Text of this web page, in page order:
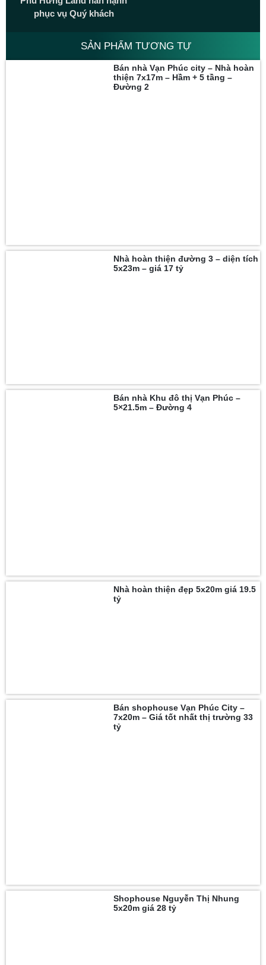
phục vụ Quý khách
SẢN PHẨM TƯƠNG TỰ
Bán nhà Vạn Phúc city – Nhà hoàn
thiện 7x17m – Hầm + 5 tầng –
Đường 2
Nhà hoàn thiện đường 3 – diện tích
5x23m – giá 17 tỷ
Bán nhà Khu đô thị Vạn Phúc –
5×21.5m – Đường 4
Nhà hoàn thiện đẹp 5x20m giá 19.5
tỷ
Bán shophouse Vạn Phúc City –
7x20m – Giá tốt nhất thị trường 33
tỷ
Shophouse Nguyễn Thị Nhung
5x20m giá 28 tỷ